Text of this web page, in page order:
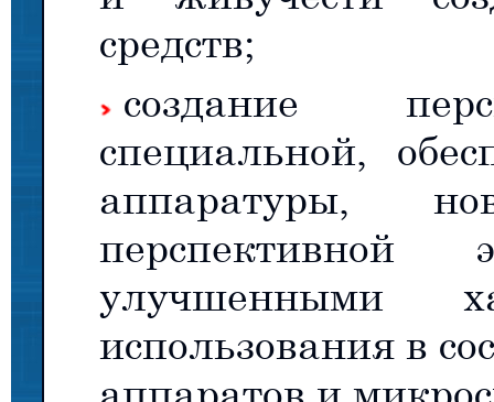
средств;
создание
специальной,
аппаратуры,
улучшенными
использования в
аппаратов и